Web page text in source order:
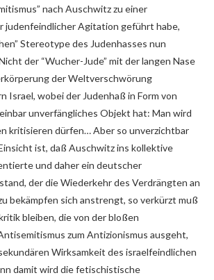
nach Auschwitz zu einer
judenfeindlicher Agitation geführt habe,
Stereotype des Judenhasses nun
der “Wucher-Jude” mit der langen Nase
der Weltverschwörung
Israel, wobei der Judenhaß in Form von
unverfängliches Objekt hat: Man wird
kritisieren dürfen… Aber so unverzichtbar
ist, daß Auschwitz ins kollektive
und daher ein deutscher
der die Wiederkehr des Verdrängten an
bekämpfen sich anstrengt, so verkürzt muß
bleiben, die von der bloßen
zum Antizionismus ausgeht,
Wirksamkeit des israelfeindlichen
damit wird die fetischistische